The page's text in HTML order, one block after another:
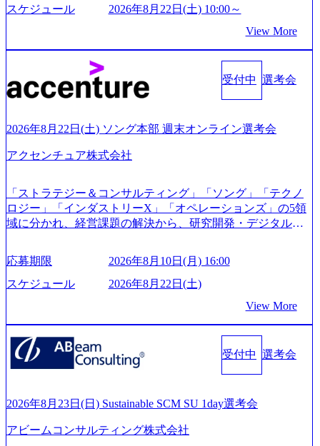
本経営をとっており、事業創造の自由度が高い https://storag
s/20240925162633_7242d0de-3e54-4f03-b076-00318d5c0dff_120
0x644.webp レバレジーズ株式会社 会社説明資料 (https://spea
kerdeck.com/leverages/leverages-hui-she-shao-jie-zi-liao-zhong-tu-
cai-yong-xiang-ke) 「働く人」「事業・サービス」「カルチャ
ー」など、レバレジーズのリアルを取り上げています！ (htt
「外国人留学生等受入環境整備事業委託業務」を受託 (http
s://prtimes.jp/main/html/rd/p/000000612.000010591.html) レバレ
ジーズ、モチベーション管理システム「NALYSYS」リリー
m/@leveragesCh) レバレジーズで活躍するメンバー紹介！〜
管理職種編 〜 (https://www.youtube.com/watch?v=RETwZKac2
UI) レバレジーズで活躍するメンバー紹介！〜 営業職種編
来黒字を維持し、急成長中でありながら安定した事業を展
円を目指す日本にもなかなかないメガベンチャー。創業か
ら黒字経営。年間130%成長 https://storage.googleapis.com/our-
527843-d227-4df8-b86c-5587f843fdf6_1200x471.webp https://stor
age.googleapis.com/our-vision-production.appspot.com/public/imag
es/20251030164946_dc0888f6-0539-4887-84d7-34c8d8544226_1
200x666.webp 年間100億円規模の投資の元、10以上もの新規
能 社内転職が活発であり、多様なスキルを1社で身に着ける
ことが可能 事業開発・運用を内包かする「オールインハウ
ス」型の組織体。社内スカウトや社内公募制度を用いて主
スケジュール
2026年8月22日(土) 10:00～
View More
受付中 選考会
2026年8月22日(土) ソング本部 週末オンライン選考会
アクセンチュア株式会社
「ストラテジー＆コンサルティング」「ソング」「テクノ
ロジー」「インダストリーX」「オペレーションズ」の5領
域に分かれ、経営課題の解決から、研究開発・デジタル・
グ領域からその実行的側面であるITサービスの提供まで一
貫して支援する総合系・IT系ファームである あらゆる産業
において非常に良質な顧客基盤を築いており、Fortune Globa
手掛けたプロジェクトは「ファーストリテイリングにおけ
るグローバル化」「資生堂グループのDX化支援」「ヴィヴ
ィアン・ウエストウッドの製品開発」など多岐にわたる コ
ンサルティング活動のみならず、2021年にはKDDIと合弁会
社「ARISE analytics」を設立し、人工知能とデータアナリテ
ジタル人材育成の支援も盛んに行う 採用資料 (https://www.ac
2/Accenture-Recruiting-Brochure.pdf#zoom=50) 女性の活躍につ
応募期限
2026年8月10日(月) 16:00
スケジュール
2026年8月22日(土)
View More
受付中 選考会
2026年8月23日(日) Sustainable SCM SU 1day選考会
アビームコンサルティング株式会社